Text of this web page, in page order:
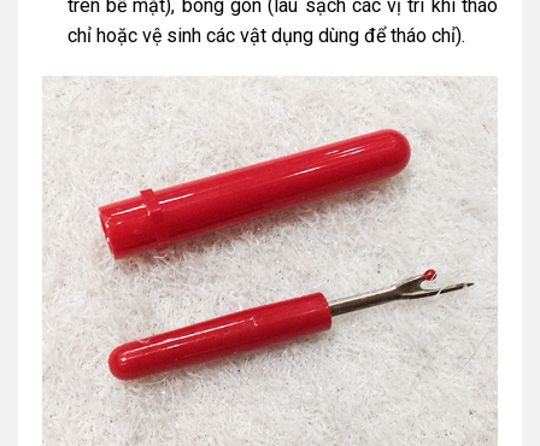
trên bề mặt), bông gòn (lau sạch các vị trí khi tháo
chỉ hoặc vệ sinh các vật dụng dùng để tháo chỉ).